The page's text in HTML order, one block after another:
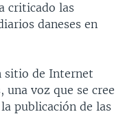
criticado las
daneses en
sitio de Internet
voz que se cree
publicación de las